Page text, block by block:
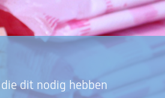
dit nodig hebben